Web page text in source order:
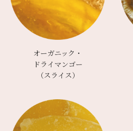
オーガニック・
ドライマンゴー
（スライス）